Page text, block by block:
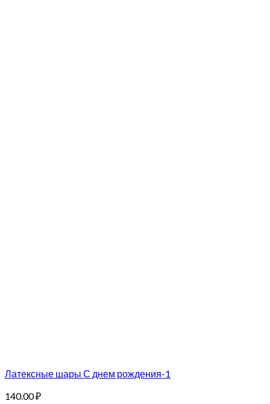
Латексные шары С днем рождения-1
140.00₽